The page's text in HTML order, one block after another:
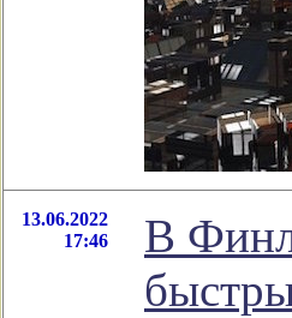
13.06.2022
17:46
В